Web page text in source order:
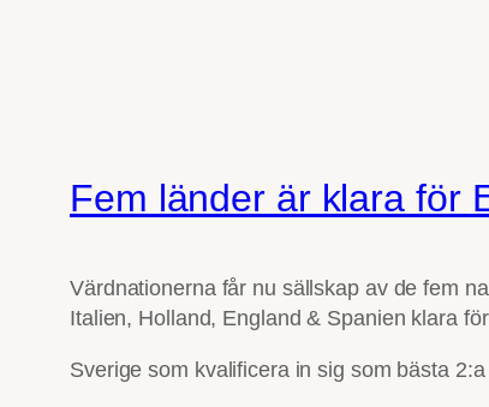
Fem länder är klara för
Värdnationerna får nu sällskap av de fem
Italien, Holland, England & Spanien klara
Sverige som kvalificera in sig som bästa